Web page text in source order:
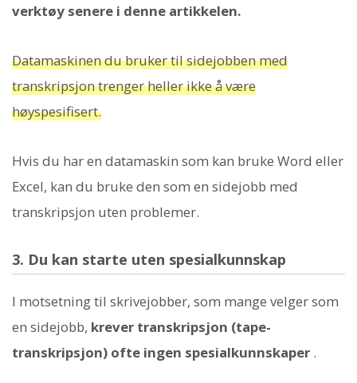
verktøy senere i denne artikkelen.
Datamaskinen du bruker til sidejobben med
transkripsjon trenger heller ikke å være
høyspesifisert.
Hvis du har en datamaskin som kan bruke Word eller
Excel, kan du bruke den som en sidejobb med
transkripsjon uten problemer.
3. Du kan starte uten spesialkunnskap
I motsetning til skrivejobber, som mange velger som
en sidejobb, krever transkripsjon (tape-
transkripsjon) ofte ingen spesialkunnskaper .